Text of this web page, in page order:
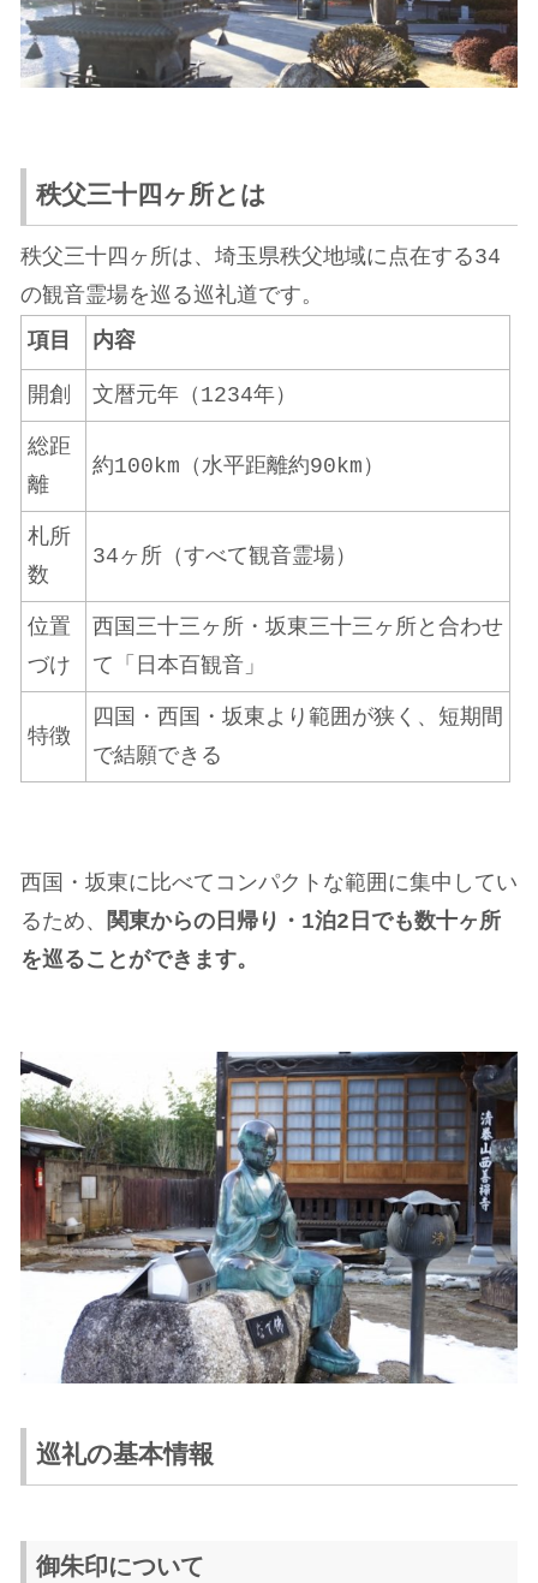
秩父三十四ヶ所とは
秩父三十四ヶ所は、埼玉県秩父地域に点在する34
の観音霊場を巡る巡礼道です。
項目
内容
開創 文暦元年（1234年）
総距
離
約100km（水平距離約90km）
札所
数
34ヶ所（すべて観音霊場）
位置
づけ
西国三十三ヶ所・坂東三十三ヶ所と合わせ
て「日本百観音」
特徴
四国・西国・坂東より範囲が狭く、短期間
で結願できる
西国・坂東に比べてコンパクトな範囲に集中してい
るため、
関東からの日帰り・1泊2日でも数十ヶ所
を巡ることができます。
巡礼の基本情報
御朱印について